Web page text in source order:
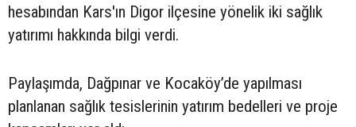
hesabından Kars'ın Digor ilçesine yönelik iki sağlık
yatırımı hakkında bilgi verdi.
Paylaşımda, Dağpınar ve Kocaköy’de yapılması
planlanan sağlık tesislerinin yatırım bedelleri ve proje